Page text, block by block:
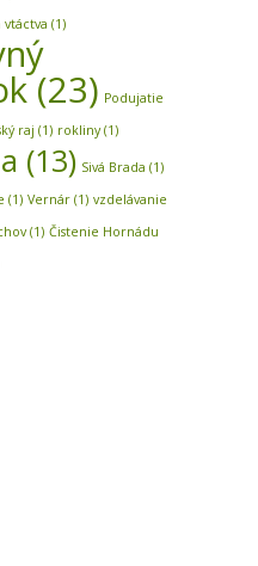
(1)
(23) Podujatie
raj (1) rokliny(1)
(13) Sivá Brada (1)
(1) Vernár(1) vzdelávanie
(1) Čistenie Hornádu